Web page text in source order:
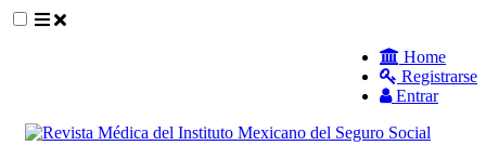
##plugins.themes.themeEleven.accessible_menu.sidebar##
Home
Registrarse
Entrar